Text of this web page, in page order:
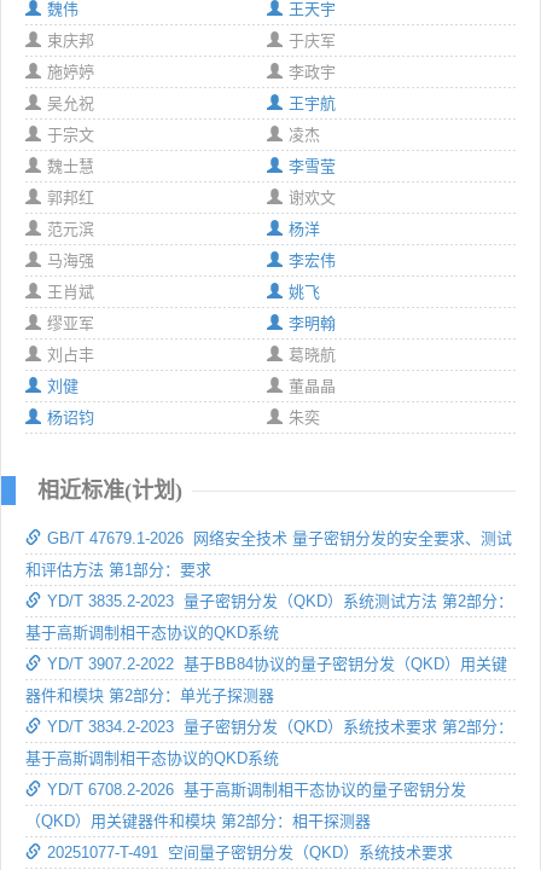
魏伟
王天宇
束庆邦
于庆军
施婷婷
李政宇
吴允祝
王宇航
于宗文
凌杰
魏士慧
李雪莹
郭邦红
谢欢文
范元滨
杨洋
马海强
李宏伟
王肖斌
姚飞
缪亚军
李明翰
刘占丰
葛晓航
刘健
董晶晶
杨诏钧
朱奕
相近标准(计划)
GB/T 47679.1-2026 网络安全技术 量子密钥分发的安全要求、测试
和评估方法 第1部分：要求
YD/T 3835.2-2023 量子密钥分发（QKD）系统测试方法 第2部分：
基于高斯调制相干态协议的QKD系统
YD/T 3907.2-2022 基于BB84协议的量子密钥分发（QKD）用关键
器件和模块 第2部分：单光子探测器
YD/T 3834.2-2023 量子密钥分发（QKD）系统技术要求 第2部分：
基于高斯调制相干态协议的QKD系统
YD/T 6708.2-2026 基于高斯调制相干态协议的量子密钥分发
（QKD）用关键器件和模块 第2部分：相干探测器
20251077-T-491 空间量子密钥分发（QKD）系统技术要求